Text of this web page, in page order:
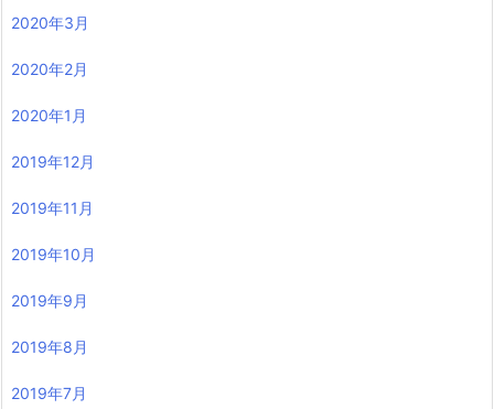
2020年3月
2020年2月
2020年1月
2019年12月
2019年11月
2019年10月
2019年9月
2019年8月
2019年7月